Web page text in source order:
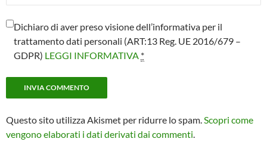
Dichiaro di aver preso visione dell’informativa per il
trattamento dati personali (ART:13 Reg. UE 2016/679 –
GDPR) LEGGI INFORMATIVA *
Questo sito utilizza Akismet per ridurre lo spam. Scopri come
vengono elaborati i dati derivati dai commenti